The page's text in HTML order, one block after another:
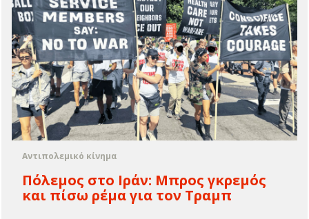
Αντιπολεμικό κίνημα
Πόλεμος στο Ιράν: Μπρος γκρεμός
και πίσω ρέμα για τον Τραμπ